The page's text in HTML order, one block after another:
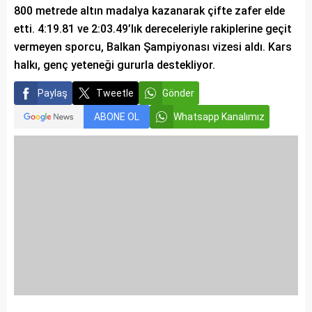
800 metrede altın madalya kazanarak çifte zafer elde
etti. 4:19.81 ve 2:03.49’lık dereceleriyle rakiplerine geçit
vermeyen sporcu, Balkan Şampiyonası vizesi aldı. Kars
halkı, genç yeteneği gururla destekliyor.
Paylaş Tweetle Gönder
ABONE OL Whatsapp Kanalımız